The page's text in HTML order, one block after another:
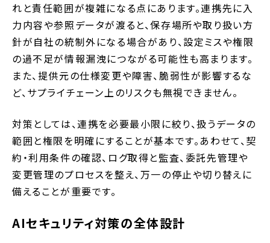
れと責任範囲が複雑になる点にあります。連携先に入
力内容や参照データが渡ると、保存場所や取り扱い方
針が自社の統制外になる場合があり、設定ミスや権限
の過不足が情報漏洩につながる可能性も高まります。
また、提供元の仕様変更や障害、脆弱性が影響するな
ど、サプライチェーン上のリスクも無視できません。
対策としては、連携を必要最小限に絞り、扱うデータの
範囲と権限を明確にすることが基本です。あわせて、契
約・利用条件の確認、ログ取得と監査、委託先管理や
変更管理のプロセスを整え、万一の停止や切り替えに
備えることが重要です。
AIセキュリティ対策の全体設計